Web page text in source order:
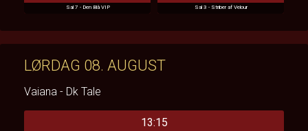
Sal 7 - Den Blå VIP Sal 3 - Striber af Velour
LØRDAG 08. AUGUST
Vaiana - Dk Tale
13:15